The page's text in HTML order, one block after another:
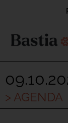
> AGENDA